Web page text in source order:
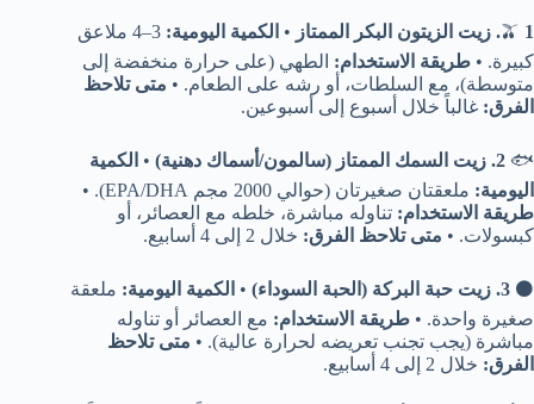
🫒 1. زيت الزيتون البكر الممتاز • الكمية اليومية:
3–4 ملاعق
كبيرة. • طريقة الاستخدام: الطهي (على حرارة منخفضة إلى
متوسطة)، مع السلطات، أو رشه على الطعام. • متى تلاحظ
الفرق: غالباً خلال أسبوع إلى أسبوعين.
🐟 2. زيت السمك الممتاز (سالمون/أسماك دهنية) • الكمية
اليومية: ملعقتان صغيرتان (حوالي 2000 مجم EPA/DHA). •
طريقة الاستخدام: تناوله مباشرة، خلطه مع العصائر، أو
كبسولات. • متى تلاحظ الفرق: خلال 2 إلى 4 أسابيع.
⚫ 3. زيت حبة البركة (الحبة السوداء) • الكمية اليومية: ملعقة
صغيرة واحدة. • طريقة الاستخدام: مع العصائر أو تناوله
مباشرة (يجب تجنب تعريضه لحرارة عالية). • متى تلاحظ
الفرق: خلال 2 إلى 4 أسابيع.